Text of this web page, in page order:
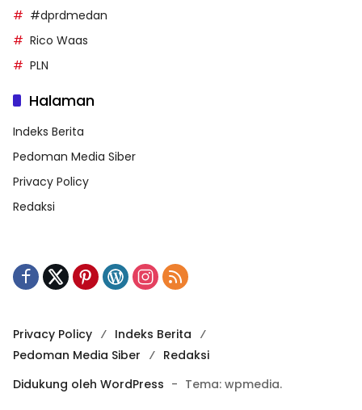
#dprdmedan
Rico Waas
PLN
Halaman
Indeks Berita
Pedoman Media Siber
Privacy Policy
Redaksi
Privacy Policy
Indeks Berita
Pedoman Media Siber
Redaksi
Didukung oleh WordPress - Tema: wpmedia.